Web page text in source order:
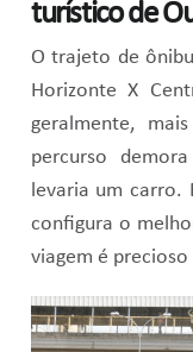
turístico de
O trajeto de
Horizonte X
geralmente,
percurso
levaria um carro.
configura o
viagem é